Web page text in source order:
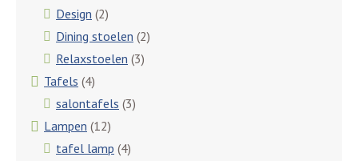
Design (2)
Dining stoelen (2)
Relaxstoelen (3)
Tafels (4)
salontafels (3)
Lampen (12)
tafel lamp (4)